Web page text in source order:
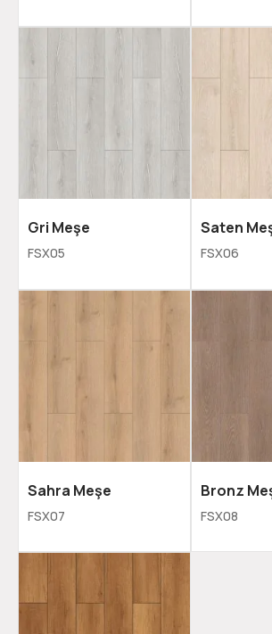
Gri Meşe
FSX05
Saten
FSX06
Sahra Meşe
FSX07
Bronz
FSX08